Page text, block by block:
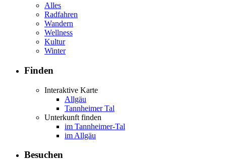
Alles
Radfahren
Wandern
Wellness
Kultur
Winter
Finden
Interaktive Karte
Allgäu
Tannheimer Tal
Unterkunft finden
im Tannheimer-Tal
im Allgäu
Besuchen